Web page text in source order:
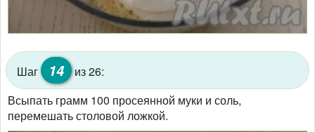
Шаг 14 из 26:
Всыпать грамм 100 просеянной муки и соль,
перемешать столовой ложкой.